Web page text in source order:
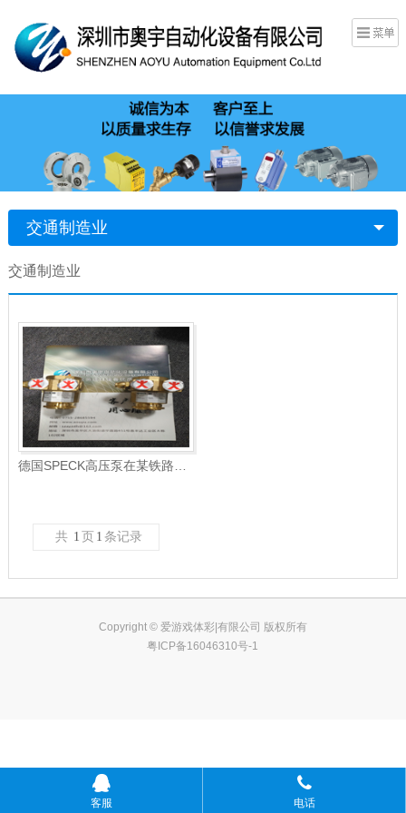
交通制造业
交通制造业
共 1 页 1 条记录
Copyright © 爱游戏体彩|有限公司 版权所有
粤ICP备16046310号-1
客服 电话